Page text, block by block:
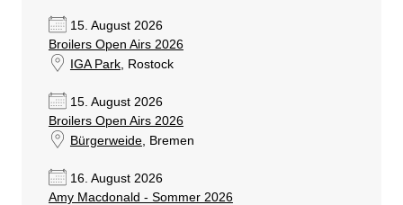
15. August 2026
Broilers Open Airs 2026
IGA Park, Rostock
15. August 2026
Broilers Open Airs 2026
Bürgerweide, Bremen
16. August 2026
Amy Macdonald - Sommer 2026